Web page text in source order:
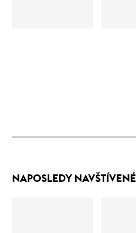
NAPOSLEDY NAVŠTÍVENÉ